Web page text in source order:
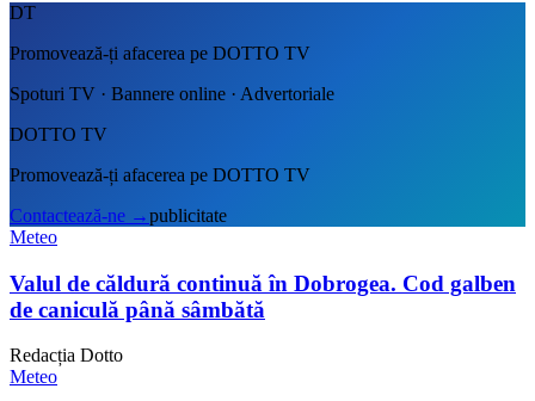
DT
Promovează-ți afacerea pe DOTTO TV
Spoturi TV · Bannere online · Advertoriale
DOTTO TV
Promovează-ți afacerea pe DOTTO TV
Contactează-ne →publicitate
Meteo
Valul de căldură continuă în Dobrogea. Cod galben
de caniculă până sâmbătă
Redacția Dotto
Meteo